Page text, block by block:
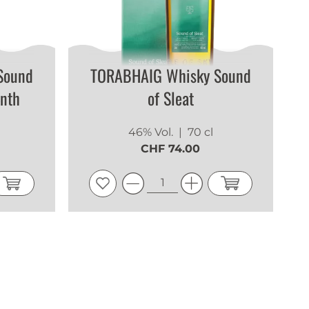
TORABHAIG Whisky Sound
of Sleat
46% Vol.
| 70 cl
CHF 74.00